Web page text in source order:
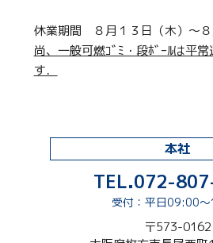
休業期間 ８月１３日（木）～８
尚、一般可燃ｺﾞﾐ・段ﾎﾞｰﾙは平
す．
本社
TEL.072-
受付：平日09:00
〒573-0162